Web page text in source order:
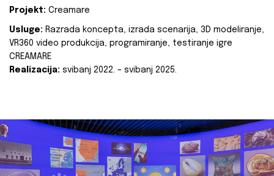
Projekt: Creamare
Usluge: Razrada koncepta, izrada scenarija, 3D modeliranje,
VR360 video produkcija, programiranje, testiranje igre
CREAMARE
Realizacija: svibanj 2022. – svibanj 2025.